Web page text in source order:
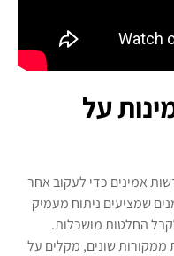
על
אמינים כדי לעקוב אחר
שמציעים ניתוח מעמיק
החלטות מושכלות.
ממקורות שונים, מקלים על